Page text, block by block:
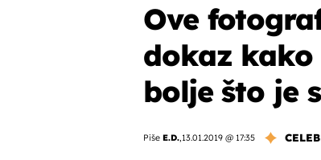
Ove
dokaz
bolje što je
Piše E.D.,13.01.2019 @ 17:35